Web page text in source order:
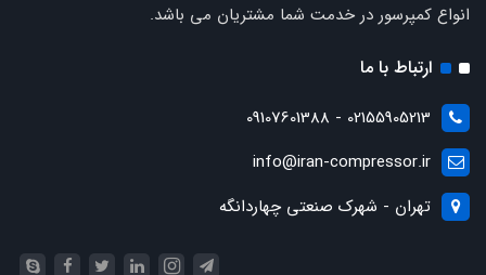
انواع کمپرسور در خدمت شما مشتریان می باشد.
ارتباط با ما
02155905213 - 09107601388
info@iran-compressor.ir
تهران - شهرک صنعتی چهاردانگه